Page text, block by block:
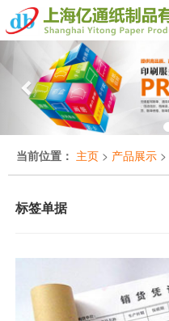
Previous
当前位置： 主页 > 产品展示 >
标签单据